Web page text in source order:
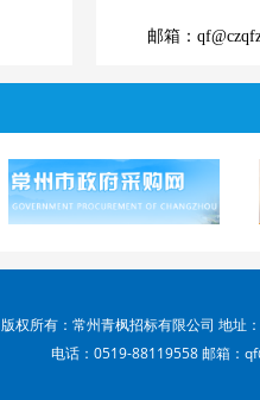
邮箱：
版权所有：常州青枫招标有限公司 地址
电话：0519-88119558 邮箱：